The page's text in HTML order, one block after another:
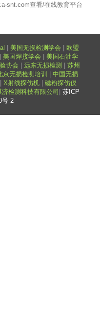
snt.com查看/在线教育平台
美国无损检测学会
欧盟
美国焊接学会
美国石油学
协会 远东无损检测
苏州
京无损检测培训
中国无损
X射线探伤机
磁粉探伤仪
济检测科技有限公司
苏ICP
号-2